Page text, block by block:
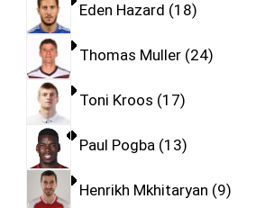
Eden Hazard 18
Thomas Muller 24
Toni Kroos 17
Paul Pogba 13
Henrikh Mkhitaryan 9